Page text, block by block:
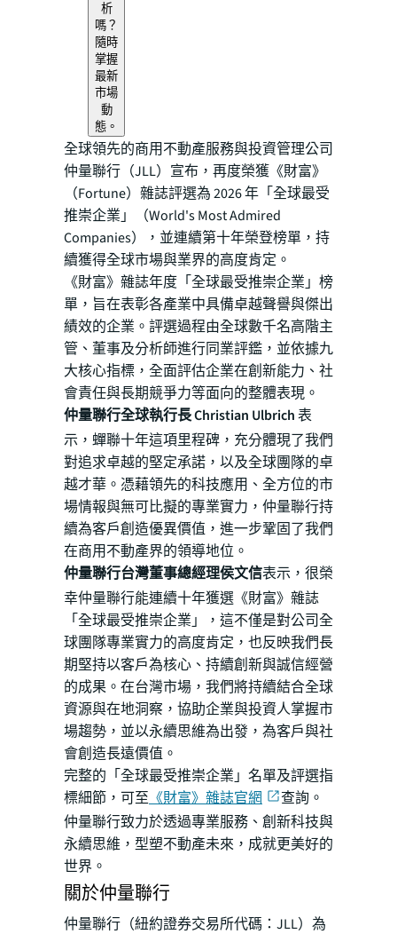
析
嗎？
隨時
掌握
最新
市場
動
態。
全球領先的商用不動產服務與投資管理公司
仲量聯行（JLL）宣布，再度榮獲《財富》
（Fortune）雜誌評選為 2026 年「全球最受
推崇企業」（World's Most Admired
Companies），並連續第十年榮登榜單，持
續獲得全球市場與業界的高度肯定。
《財富》雜誌年度「全球最受推崇企業」榜
單，旨在表彰各產業中具備卓越聲譽與傑出
績效的企業。評選過程由全球數千名高階主
管、董事及分析師進行同業評鑑，並依據九
大核心指標，全面評估企業在創新能力、社
會責任與長期競爭力等面向的整體表現。
仲量聯行全球執行長 Christian Ulbrich表
示，蟬聯十年這項里程碑，充分體現了我們
對追求卓越的堅定承諾，以及全球團隊的卓
越才華。憑藉領先的科技應用、全方位的市
場情報與無可比擬的專業實力，仲量聯行持
續為客戶創造優異價值，進一步鞏固了我們
在商用不動產界的領導地位。
仲量聯行台灣董事總經理侯文信表示，很榮
幸仲量聯行能連續十年獲選《財富》雜誌
「全球最受推崇企業」，這不僅是對公司全
球團隊專業實力的高度肯定，也反映我們長
期堅持以客戶為核心、持續創新與誠信經營
的成果。在台灣市場，我們將持續結合全球
資源與在地洞察，協助企業與投資人掌握市
場趨勢，並以永續思維為出發，為客戶與社
會創造長遠價值。
完整的「全球最受推崇企業」名單及評選指
標細節，可至 《財富》雜誌官網
查詢。
仲量聯行致力於透過專業服務、創新科技與
永續思維，型塑不動產未來，成就更美好的
世界。
關於仲量聯行
仲量聯行（紐約證券交易所代碼：JLL）為